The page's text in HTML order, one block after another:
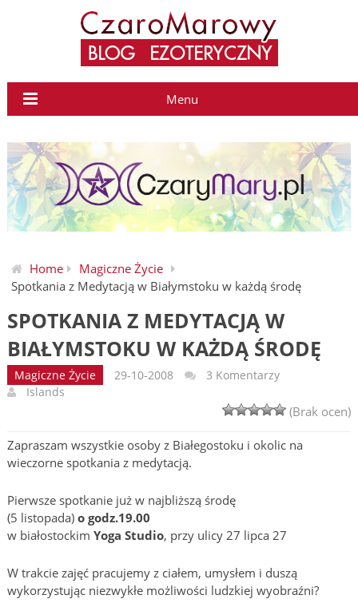
Menu
Home
Magiczne Życie
Spotkania z Medytacją w Białymstoku w każdą środę
SPOTKANIA Z MEDYTACJĄ W
BIAŁYMSTOKU W KAŻDĄ ŚRODĘ
Magiczne Życie 29-10-2008
3 Komentarzy
Islands
(Brak ocen)
Zapraszam wszystkie osoby z Białegostoku i okolic na
wieczorne spotkania z medytacją.
Pierwsze spotkanie już w najbliższą środę
(5 listopada) o godz.19.00
w białostockim Yoga Studio, przy ulicy 27 lipca 27
W trakcie zajęć pracujemy z ciałem, umysłem i duszą
wykorzystując niezwykłe możliwości ludzkiej wyobraźni?